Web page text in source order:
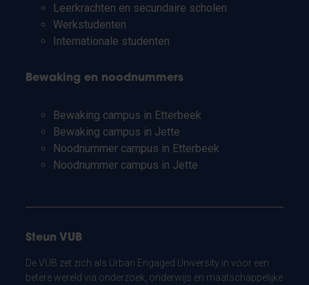
Leerkrachten en secundaire scholen
Werkstudenten
Internationale studenten
Bewaking en noodnummers
Bewaking campus in Etterbeek
Bewaking campus in Jette
Noodnummer campus in Etterbeek
Noodnummer campus in Jette
Steun VUB
De VUB zet zich als Urban Engaged University in voor een
betere wereld via onderzoek, onderwijs en maatschappelijke